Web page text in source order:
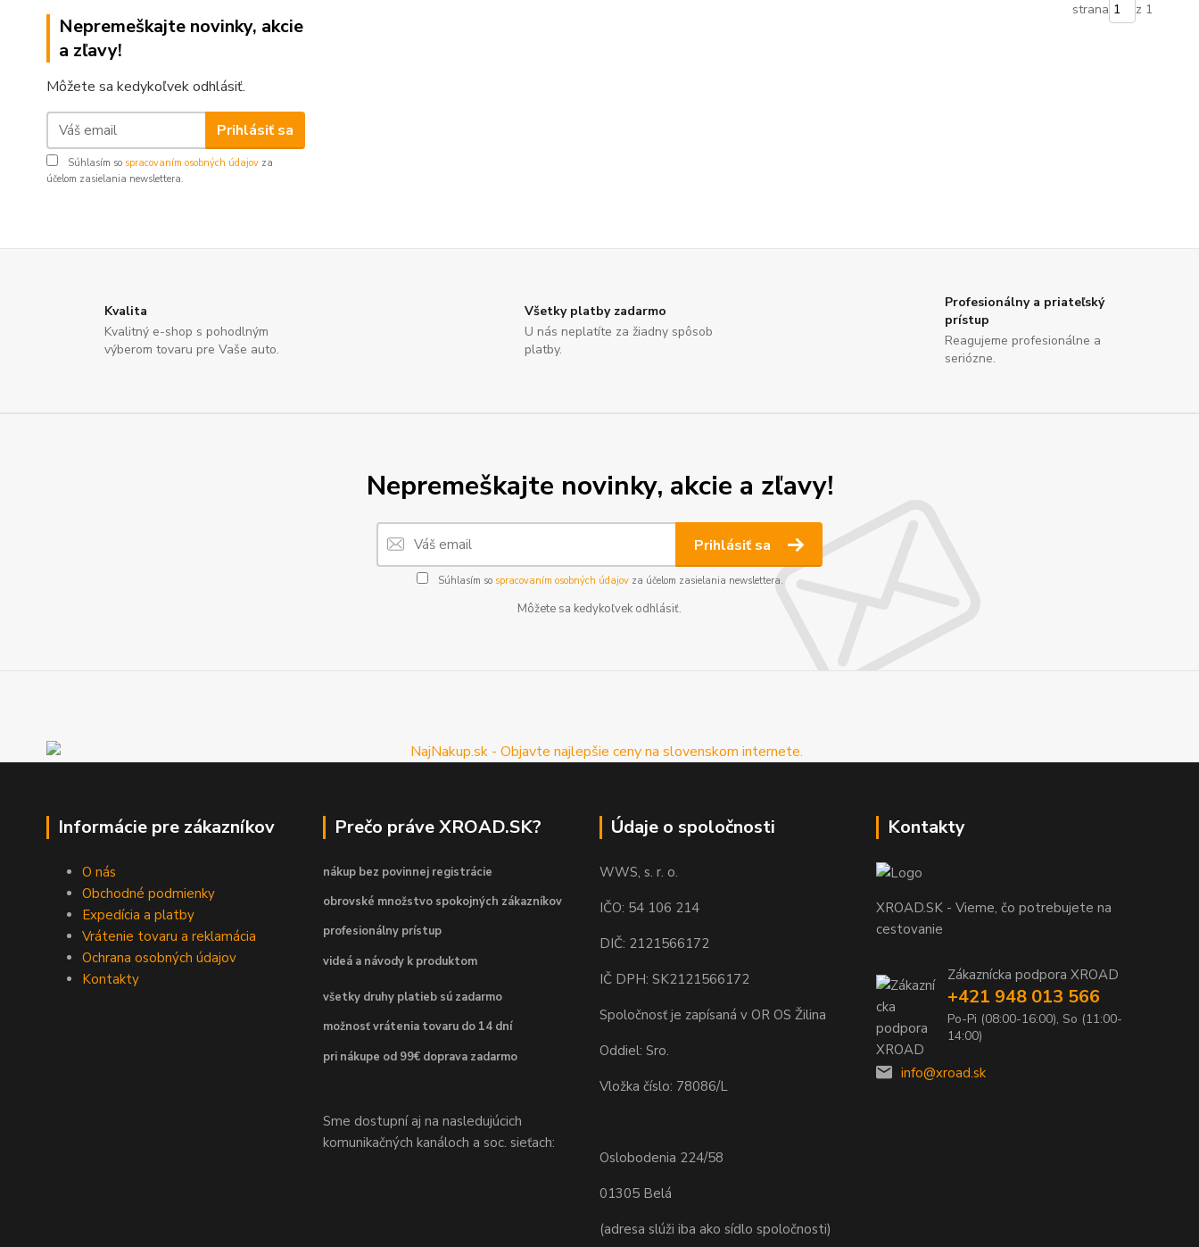
Nepremeškajte novinky, akcie
a zľavy!
Môžete sa kedykoľvek odhlásiť.
Prihlásiť sa
Súhlasím so spracovaním osobných údajov za
účelom zasielania newslettera.
strana z 1
Kvalita
Kvalitný e-shop s pohodlným
výberom tovaru pre Vaše auto.
Všetky platby zadarmo
U nás neplatíte za žiadny spôsob
platby.
Profesionálny a priateľský
prístup
Reagujeme profesionálne a
seriózne.
Nepremeškajte novinky, akcie a zľavy!
Prihlásiť sa
Súhlasím so spracovaním osobných údajovza účelom zasielania newslettera.
Môžete sa kedykoľvek odhlásiť.
Informácie pre zákazníkov
O nás
Obchodné podmienky
Expedícia a platby
Vrátenie tovaru a reklamácia
Ochrana osobných údajov
Kontakty
Prečo práve XROAD.SK?
nákup bez povinnej registrácie
obrovské množstvo spokojných zákazníkov
profesionálny prístup
videá a návody k produktom
všetky druhy platieb sú zadarmo
možnosť vrátenia tovaru do 14 dní
pri nákupe od 99€ doprava zadarmo
Sme dostupní aj na nasledujúcich
komunikačných kanáloch a soc. sieťach:
Údaje o spoločnosti
WWS, s. r. o.
IČO: 54 106 214
DIČ: 2121566172
IČ DPH: SK2121566172
Spoločnosť je zapísaná v OR OS Žilina
Oddiel: Sro.
Vložka číslo: 78086/L
Oslobodenia 224/58
01305 Belá
(adresa slúži iba ako sídlo spoločnosti)
Kontakty
XROAD.SK - Vieme, čo potrebujete na
cestovanie
Zákaznícka podpora XROAD
+421 948 013 566
Po-Pi (08:00-16:00), So (11:00-
14:00)
info@xroad.sk